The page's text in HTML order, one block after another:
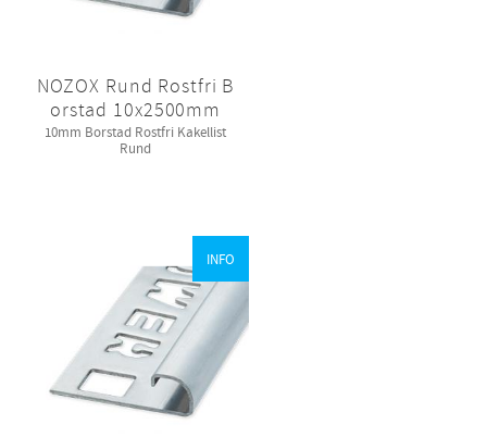
NOZOX Rund Rostfri B
orstad 10x2500mm
10mm Borstad Rostfri Kakellist
Rund
INFO